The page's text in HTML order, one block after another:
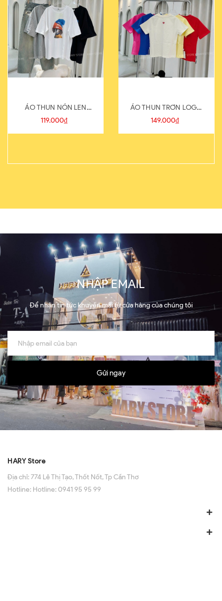
ÁO THUN NÓN LEN
821-1
119.000₫
ÁO THUN TRƠN LOGO
SAU
149.000₫
NHẬP EMAIL
Để nhận tin tức khuyến mãi từ cửa hàng của chúng tôi
Gửi ngay
HARY Store
Địa chỉ:774 Lê Thị Tạo, Thốt Nốt, Tp Cần Thơ
Hotline: Hotline: 0941 95 95 99